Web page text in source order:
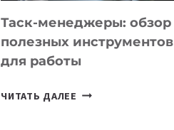
Таск-менеджеры: обзор
полезных инструментов
для работы
ЧИТАТЬ ДАЛЕЕ ТАСК-